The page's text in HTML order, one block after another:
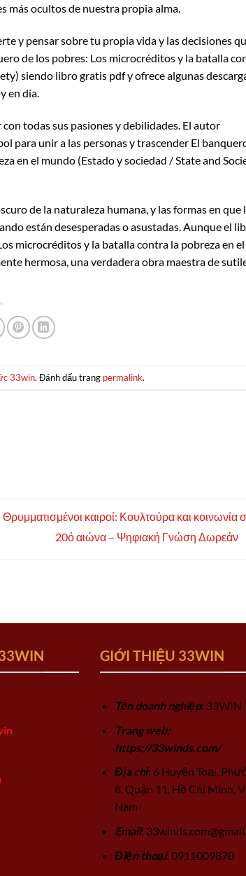
más ocultos de nuestra propia alma.
y pensar sobre tu propia vida y las decisiones
de los pobres: Los microcréditos y la batalla
siendo libro gratis pdf y ofrece algunas
en día.
todas sus pasiones y debilidades. El autor
para unir a las personas y trascender El
en el mundo (Estado y sociedad / State and
de la naturaleza humana, y las formas en que
están desesperadas o asustadas. Aunque el
microcréditos y la batalla contra la pobreza en el
hermosa, una verdadera obra maestra de
33win. Đánh dấu trang permalink.
Θρυμματισμένοι καιροί: Κουλτούρα και κοινωνία
20ό αιώνα – Ψηφιακή Γνώση Δωρεάν
GIỚI THIỆU 33WIN
Tên doanh nghiệp: 33WIN
Trang web:
https://33winds.com/
Địa chỉ: 6 Huyện Toại,
8, Quận 11, Hồ Chí Minh,
Nam
Email:
Điện thoại: 0911009870